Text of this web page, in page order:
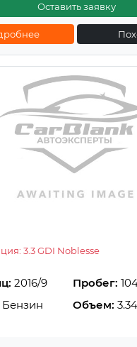
Оставить заявку
3.3 GDI Noblesse
2016/9 Пробег:
Бензин Объем: